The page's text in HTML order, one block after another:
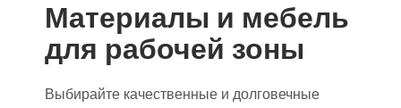
Материалы и мебель
для рабочей зоны
Выбирайте качественные и долговечные